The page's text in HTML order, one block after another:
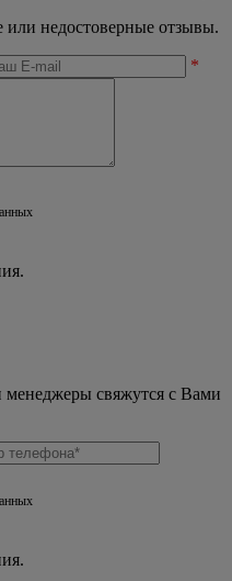
недостоверные отзывы.
*
свяжутся с Вами